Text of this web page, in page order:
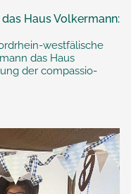
Haus Volkermann:
westfälische
das Haus
der compassio-